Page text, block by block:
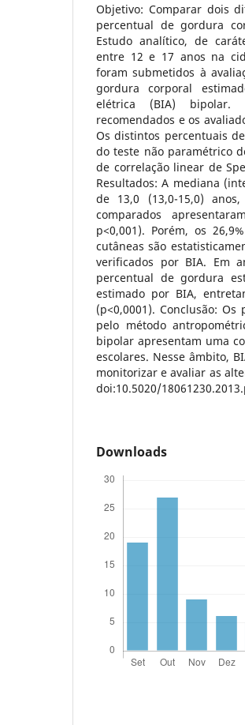
Objetivo: Comparar dois
percentual de gordura
Estudo analítico, de
entre 12 e 17 anos na
foram submetidos à
gordura corporal
elétrica (BIA) bipolar.
recomendados e os
Os distintos percentuais
do teste não paramétrico
de correlação linear de
Resultados: A mediana
de 13,0 (13,0-15,0)
comparados
p<0,001). Porém, os
cutâneas são
verificados por BIA. Em
percentual de gordura
estimado por BIA,
(p<0,0001). Conclusão:
pelo método
bipolar apresentam uma
escolares. Nesse âmbito,
monitorizar e avaliar as
doi:10.5020/
Downloads